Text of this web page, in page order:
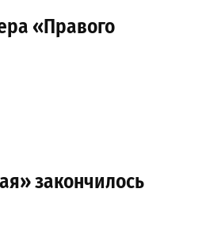
«Правого
закончилось